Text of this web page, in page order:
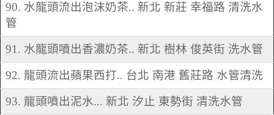
90. 水龍頭流出泡沫奶茶.. 新北 新莊 幸福路 清洗水
管
91. 水龍頭噴出香濃奶茶.. 新北 樹林 俊英街 洗水管
92. 龍頭流出蘋果西打.. 台北 南港 舊莊路 水管清洗
93. 龍頭噴出泥水... 新北 汐止 東勢街 清洗水管